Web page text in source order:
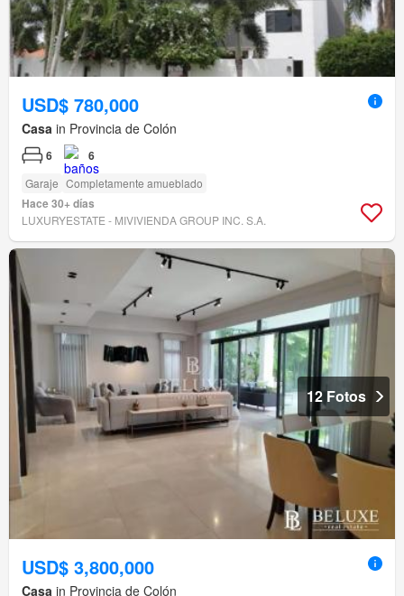
USD$ 780,000
Casa in Provincia de Colón
6 6
Garaje Completamente amueblado
Hace 30+ días
LUXURYESTATE - MIVIVIENDA GROUP INC. S.A.
12 Fotos
USD$ 3,800,000
Casa in Provincia de Colón